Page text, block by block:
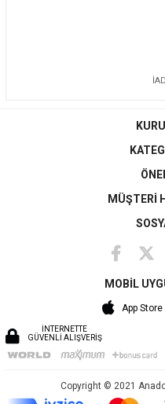
MÜŞTERİ
MOBİL
App Store
İNTERNETTE
GÜVENLİ ALIŞVERİŞ
Copyright © 2021